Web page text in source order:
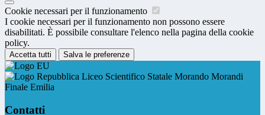
Cookie necessari per il funzionamento
I cookie necessari per il funzionamento non possono essere
disabilitati. È possibile consultare l'elenco nella pagina della cookie
policy.
Accetta tutti Salva le preferenze
Liceo Scientifico Statale Morando Morandi
Finale Emilia
Contatti